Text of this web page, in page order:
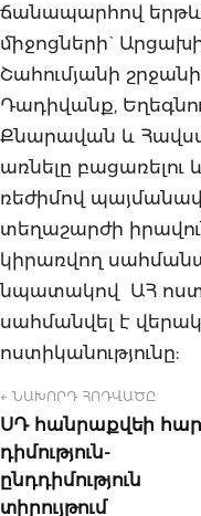
ճանապարհով
միջոցների`
Շահումյանի
Դադիվանք,
Քնարավան և
առնելը
ռեժիմով
տեղաշարժի
կիրառվող
նպատակով ԱՀ
սահմանվել է
ոստիկանությունը:
← ՆԱԽՈՐԴ ՀՈԴՎԱԾԸ
ՍԴ հանրաքվեի
դիմություն-
ընդդիմություն
տիրույթում